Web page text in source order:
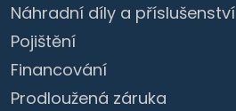
Náhradní díly a příslušenství
Pojištění
Financování
Prodloužená záruka